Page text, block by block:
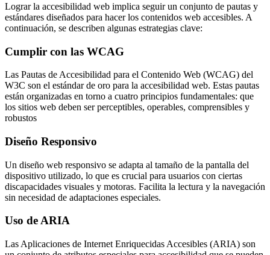
Lograr la accesibilidad web implica seguir un conjunto de pautas y
estándares diseñados para hacer los contenidos web accesibles. A
continuación, se describen algunas estrategias clave:
Cumplir con las WCAG
Las Pautas de Accesibilidad para el Contenido Web (WCAG) del
W3C son el estándar de oro para la accesibilidad web. Estas pautas
están organizadas en torno a cuatro principios fundamentales: que
los sitios web deben ser perceptibles, operables, comprensibles y
robustos
Diseño Responsivo
Un diseño web responsivo se adapta al tamaño de la pantalla del
dispositivo utilizado, lo que es crucial para usuarios con ciertas
discapacidades visuales y motoras. Facilita la lectura y la navegación
sin necesidad de adaptaciones especiales.
Uso de ARIA
Las Aplicaciones de Internet Enriquecidas Accesibles (ARIA) son